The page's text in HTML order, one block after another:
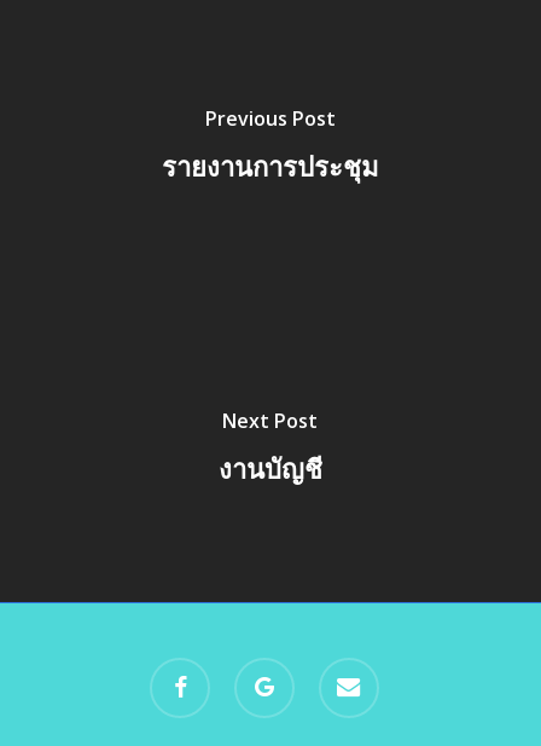
Previous Post
รายงานการประชุม
Next Post
งานบัญชี
facebook
google-
plus
email